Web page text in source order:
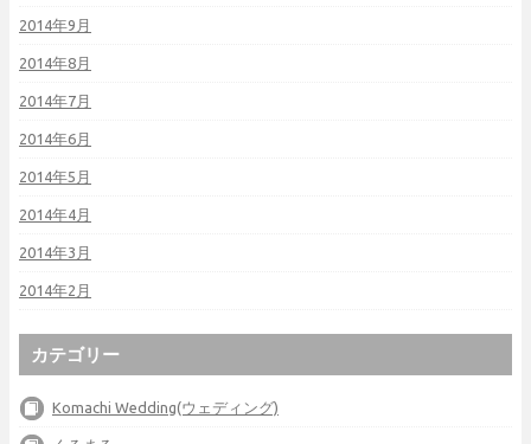
2014年9月
2014年8月
2014年7月
2014年6月
2014年5月
2014年4月
2014年3月
2014年2月
カテゴリー
Komachi Wedding(ウェディング)